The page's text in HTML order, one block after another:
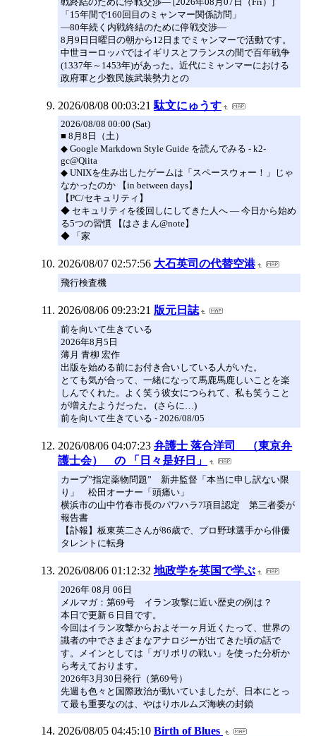
「15年間で160回目のミャンマー関係訪問」
―80年続く内戦終結のために停戦交渉―
8月9日日曜日の朝から12日までミャンマーで活動です。
中世ヨーロッパではイギリスとフランスの間で百年戦争
(1337年～1453年)があった。近代にミャンマーにおける
政府軍と少数民族武装勢力との
2026/08/08 00:03:21 駄文にゅうす
2026/08/08 00:00 (Sat)
■ 8月8日（土）
◆ Google Markdown Style Guide を読んでみる - k2-
gc@Qiita
◆ UNIXを生み出したゲームは「スペースウォー！」じゃ
なかったのか 【in between days】
【PC/セキュリティ】
◆ セキュリティを後回しにしてきた人へ — 今日から始め
る5つの習慣 【はさまん@note】
◆ 「家
2026/08/07 02:57:56 大石英司の代替空港
飛行検査機
2026/08/06 09:23:21 版元日誌
前を向いて生きている
2026年8月5日
薄月 青柳 宏作
出版を始める前にお付き合いしている人がいた。
とても気が合って、一緒になって馬鹿馬鹿しいことを楽
しんでくれた。よく笑う彼女につられて、私も笑うこと
が増えたようだった。 (さらに…)
前を向いて生きている - 2026/08/05
2026/08/06 04:07:23 弁護士 落合洋司 （東京弁
護士会） の 「日々是好日」
カープ”指定薬物問題” 新井監督「本当に申し訳ない限
り」 松田オーナー「頭痛い」
横浜市の山中竹春市長のパワハラ7項目認定 第三者委が
報告書
【訃報】板東英二さんが86歳で、プロ野球選手から俳優
タレントに転身
2026/08/06 01:12:32 地政学を英国で学ぶ
2026年 08月 06日
メルマガ：第69号 イラン攻撃に近い歴史の例は？
本日で更新６日目です。
今回はイラン攻撃からおよそ一ヶ月近くたって、世界の
識者の中でさまざまなアナロジーが出てきた頃の話で
す。メインとしては「ガリポリの戦い」を使った分析か
ら考えております。
2026年3月30日発行（第69号）
先週も色々と国際政治が動いていましたが、日本にとっ
て最も重要なのは、やはりホルムズ海峡の封鎖
2026/08/05 04:45:10 Birth of Blues